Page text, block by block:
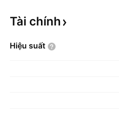
Tài chính
Hiệu suất